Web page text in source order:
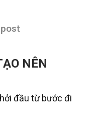
NÊN
đầu từ bước đi